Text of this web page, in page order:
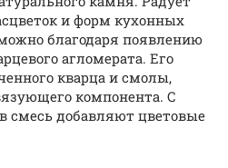
и форм кухонных
благодаря появлению
агломерата. Его
кварца и смолы,
компонента. С
смесь добавляют цветовые